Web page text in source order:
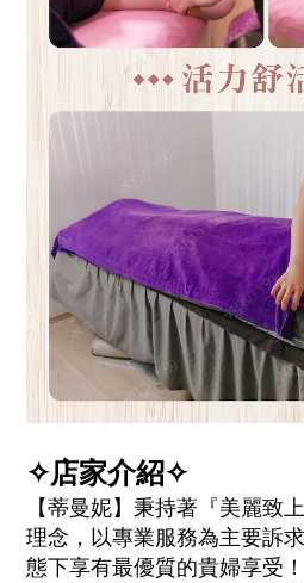
✧店家介紹✧
【蒂曼妮】秉持著『美麗致
理念，以專業服務為主要訴
態下享有最優質的貴婦享受